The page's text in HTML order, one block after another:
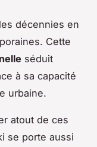
décennies en
Cette
séduit
à sa capacité
urbaine.
atout de ces
se porte aussi